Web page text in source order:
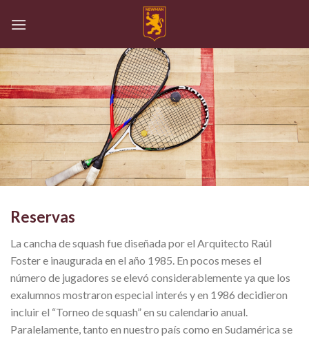
Reservas
La cancha de squash fue diseñada por el Arquitecto Raúl
Foster e inaugurada en el año 1985. En pocos meses el
número de jugadores se elevó considerablemente ya que los
exalumnos mostraron especial interés y en 1986 decidieron
incluir el “Torneo de squash” en su calendario anual.
Paralelamente, tanto en nuestro país como en Sudamérica se